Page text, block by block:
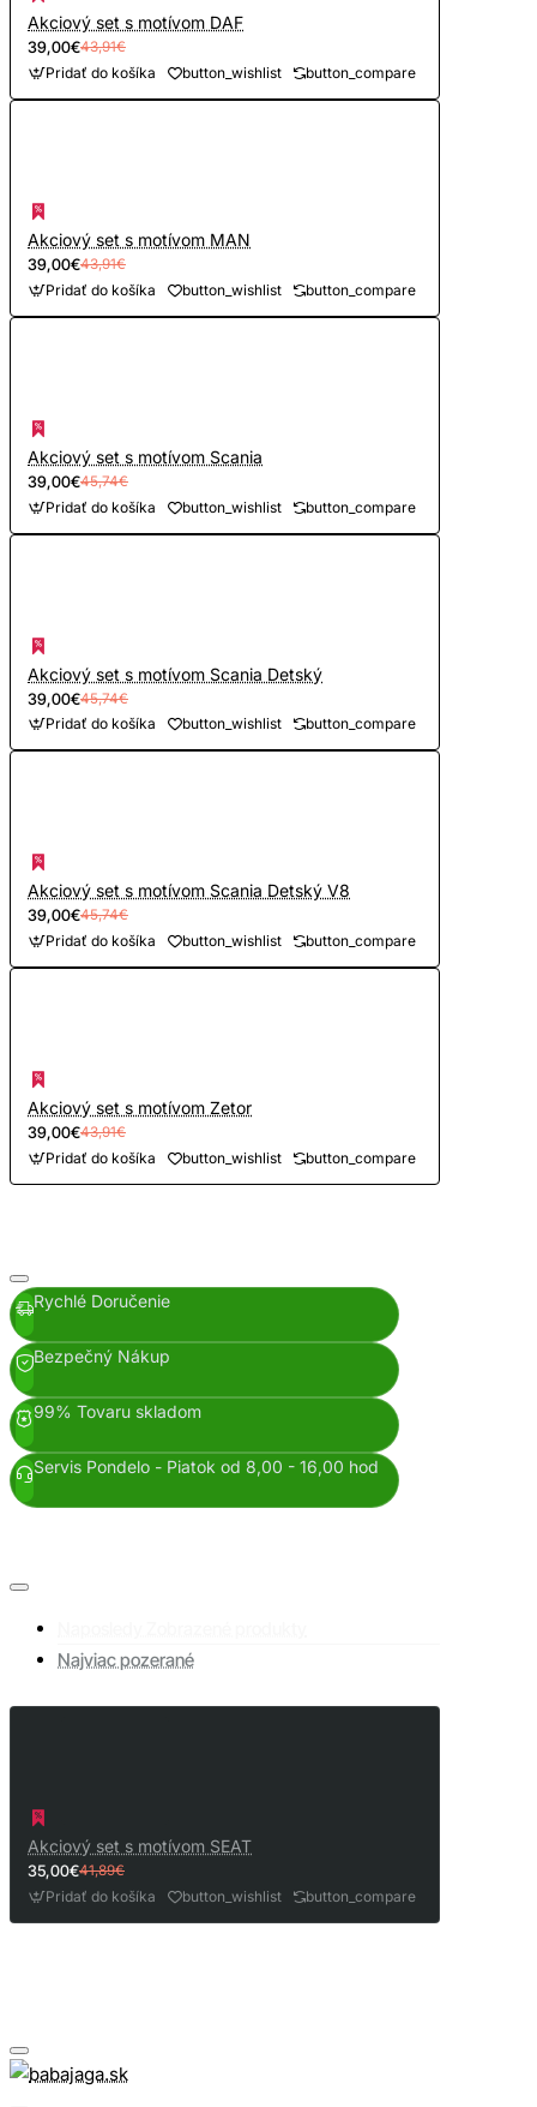
Akciový set s motívom DAF
39,00€43,91€
Pridať do košíka button_wishlist button_compare
Akciový set s motívom MAN
39,00€43,91€
Pridať do košíka button_wishlist button_compare
Akciový set s motívom Scania
39,00€45,74€
Pridať do košíka button_wishlist button_compare
Akciový set s motívom Scania Detský
39,00€45,74€
Pridať do košíka button_wishlist button_compare
Akciový set s motívom Scania Detský V8
39,00€45,74€
Pridať do košíka button_wishlist button_compare
Akciový set s motívom Zetor
39,00€43,91€
Pridať do košíka button_wishlist button_compare
Rychlé Doručenie
Bezpečný Nákup
99% Tovaru skladom
Servis Pondelo - Piatok od 8,00 - 16,00 hod
Najviac pozerané
Akciový set s motívom SEAT
35,00€41,89€
Pridať do košíka button_wishlist button_compare